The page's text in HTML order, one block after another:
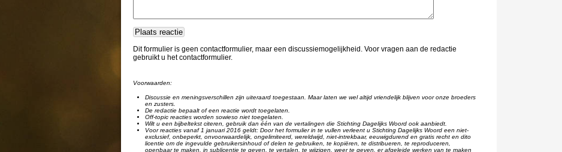
Dit formulier is geen contactformulier, maar een discussiemogelijkheid. Voor vragen aan de redactie
gebruikt u het contactformulier.
Voorwaarden:
Discussie en meningsverschillen zijn uiteraard toegestaan. Maar laten we wel altijd vriendelijk blijven voor onze broeders
en zusters.
De redactie bepaalt of een reactie wordt toegelaten.
Off-topic reacties worden sowieso niet toegelaten.
Wilt u een bijbeltekst citeren, gebruik dan één van de vertalingen die Stichting Dagelijks Woord ook aanbiedt.
Voor reacties vanaf 1 januari 2016 geldt: Door het formulier in te vullen verleent u Stichting Dagelijks Woord een niet-
exclusief, onbeperkt, onvoorwaardelijk, ongelimiteerd, wereldwijd, niet-intrekbaar, eeuwigdurend en gratis recht en dito
licentie om de ingevulde gebruikersinhoud of delen te gebruiken, te kopiëren, te distribueren, te reproduceren,
openbaar te maken, in sublicentie te geven, te vertalen, te wijzigen, weer te geven, er afgeleide werken van te maken